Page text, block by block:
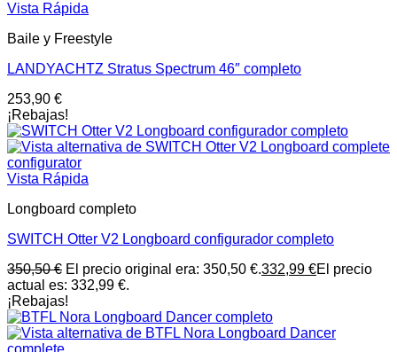
Vista Rápida
Baile y Freestyle
LANDYACHTZ Stratus Spectrum 46″ completo
253,90 €
¡Rebajas!
Vista Rápida
Longboard completo
SWITCH Otter V2 Longboard configurador completo
350,50€ El precio original era: 350,50 €.332,99 €El precio
actual es: 332,99 €.
¡Rebajas!